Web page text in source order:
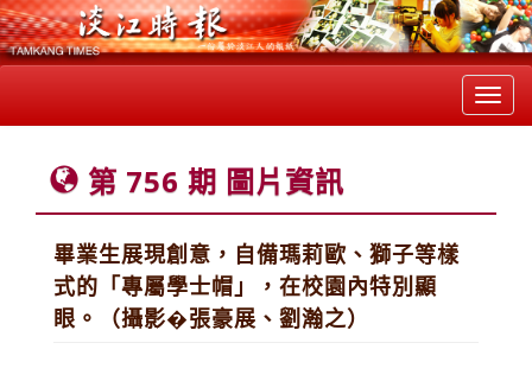
第 756 期 圖片資訊
畢業生展現創意，自備瑪莉歐、獅子等樣
式的「專屬學士帽」，在校園內特別顯
眼。（攝影�張豪展、劉瀚之）